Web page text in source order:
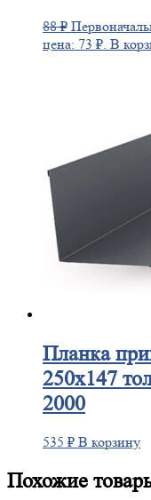
88₽
цена: 73 ₽. В
Планка
250х147
2000
535 ₽ В корзину
Похожие